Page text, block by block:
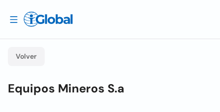
Volver
Equipos Mineros S.a